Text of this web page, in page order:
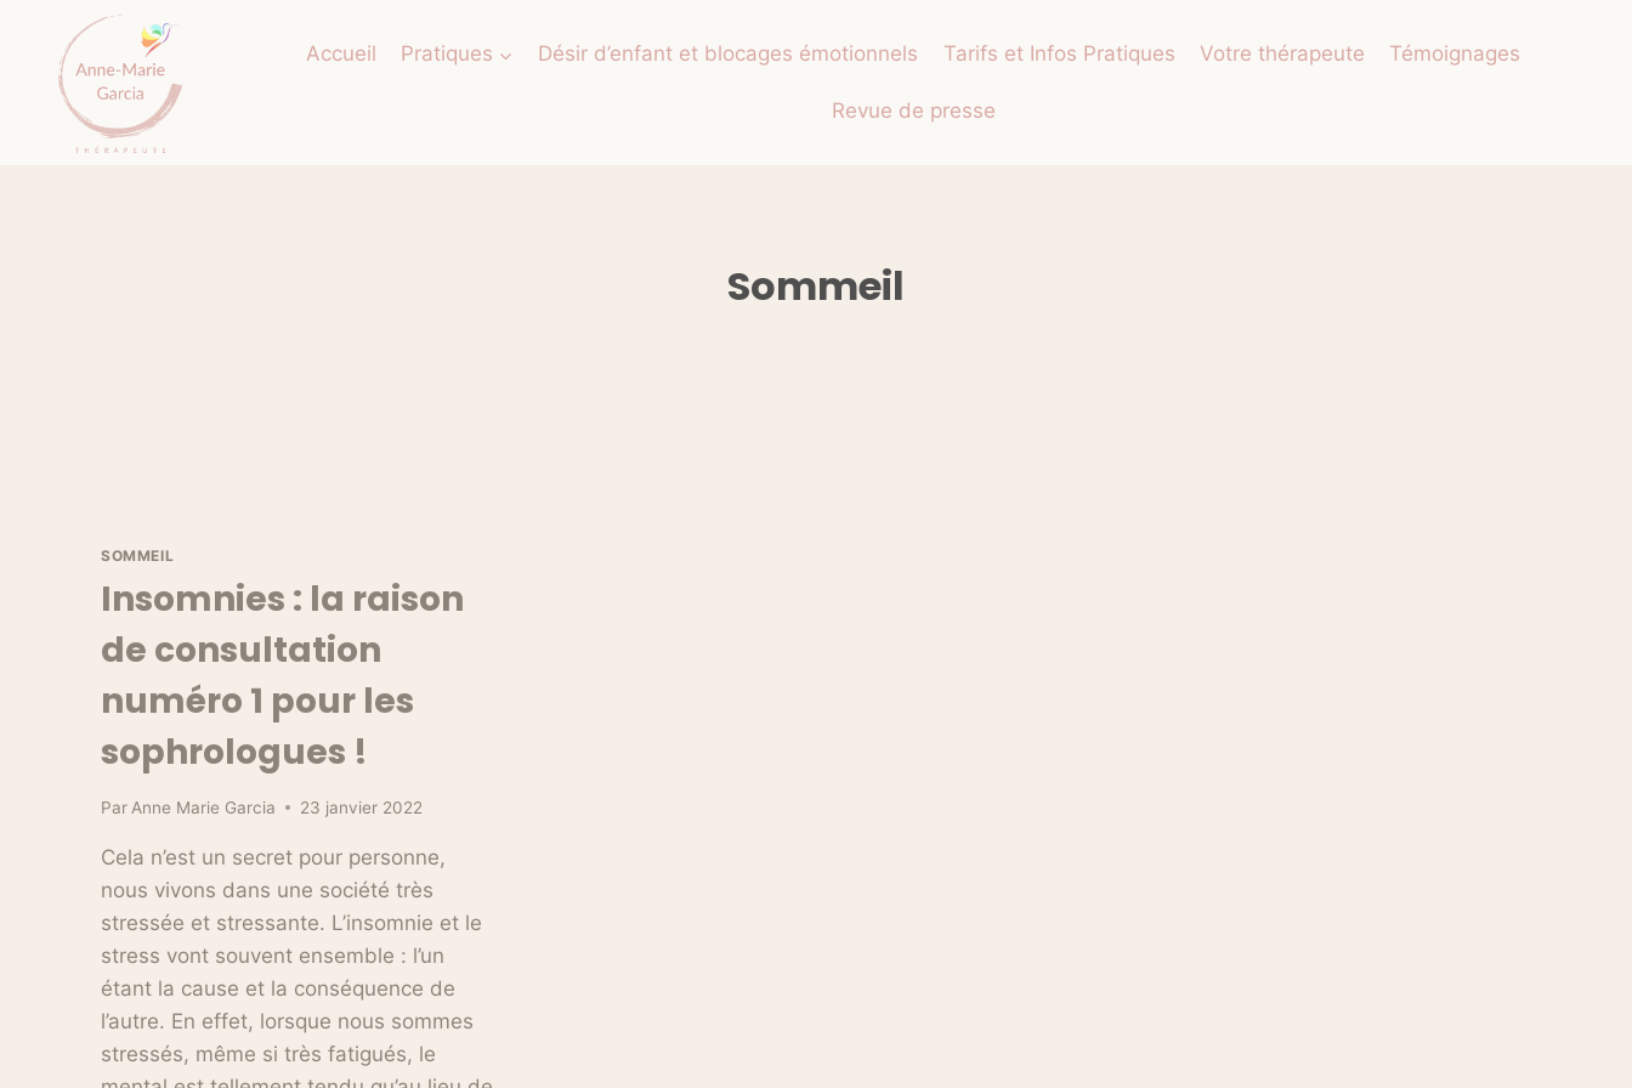
contenu
Accueil Pratiques Désir d’enfant et blocages émotionnels Tarifs et Infos Pratiques Votre thérapeute Témoignages
Revue de presse
Sommeil
SOMMEIL
Insomnies : la raison
de consultation
numéro 1 pour les
sophrologues !
Par Anne Marie Garcia 23 janvier 2022
Cela n’est un secret pour personne,
nous vivons dans une société très
stressée et stressante. L’insomnie et le
stress vont souvent ensemble : l’un
étant la cause et la conséquence de
l’autre. En effet, lorsque nous sommes
stressés, même si très fatigués, le